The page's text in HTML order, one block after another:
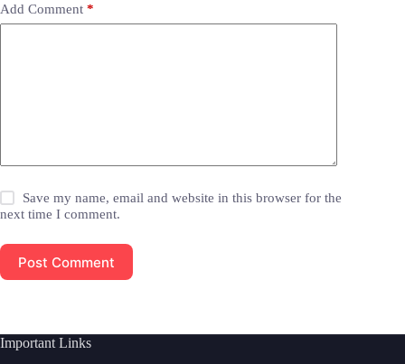
Add Comment *
Save my name, email and website in this browser for the
next time I comment.
Post Comment
Important Links